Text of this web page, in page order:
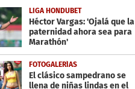
LIGA HONDUBET
Héctor Vargas: 'Ojalá que la
paternidad ahora sea para
Marathón'
FOTOGALERÍAS
El clásico sampedrano se
llena de niñas lindas en el